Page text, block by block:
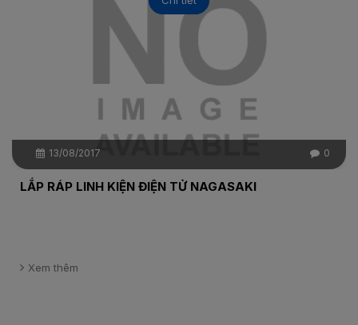
13/08/2017 0
LẮP RÁP LINH KIỆN ĐIỆN TỬ NAGASAKI
Xem thêm